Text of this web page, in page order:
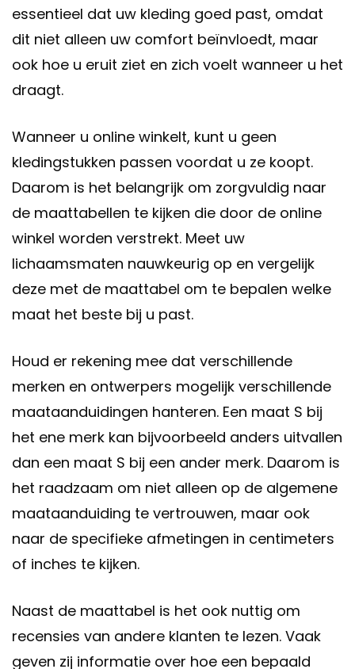
essentieel dat uw kleding goed past, omdat
dit niet alleen uw comfort beïnvloedt, maar
ook hoe u eruit ziet en zich voelt wanneer u het
draagt.
Wanneer u online winkelt, kunt u geen
kledingstukken passen voordat u ze koopt.
Daarom is het belangrijk om zorgvuldig naar
de maattabellen te kijken die door de online
winkel worden verstrekt. Meet uw
lichaamsmaten nauwkeurig op en vergelijk
deze met de maattabel om te bepalen welke
maat het beste bij u past.
Houd er rekening mee dat verschillende
merken en ontwerpers mogelijk verschillende
maataanduidingen hanteren. Een maat S bij
het ene merk kan bijvoorbeeld anders uitvallen
dan een maat S bij een ander merk. Daarom is
het raadzaam om niet alleen op de algemene
maataanduiding te vertrouwen, maar ook
naar de specifieke afmetingen in centimeters
of inches te kijken.
Naast de maattabel is het ook nuttig om
recensies van andere klanten te lezen. Vaak
geven zij informatie over hoe een bepaald